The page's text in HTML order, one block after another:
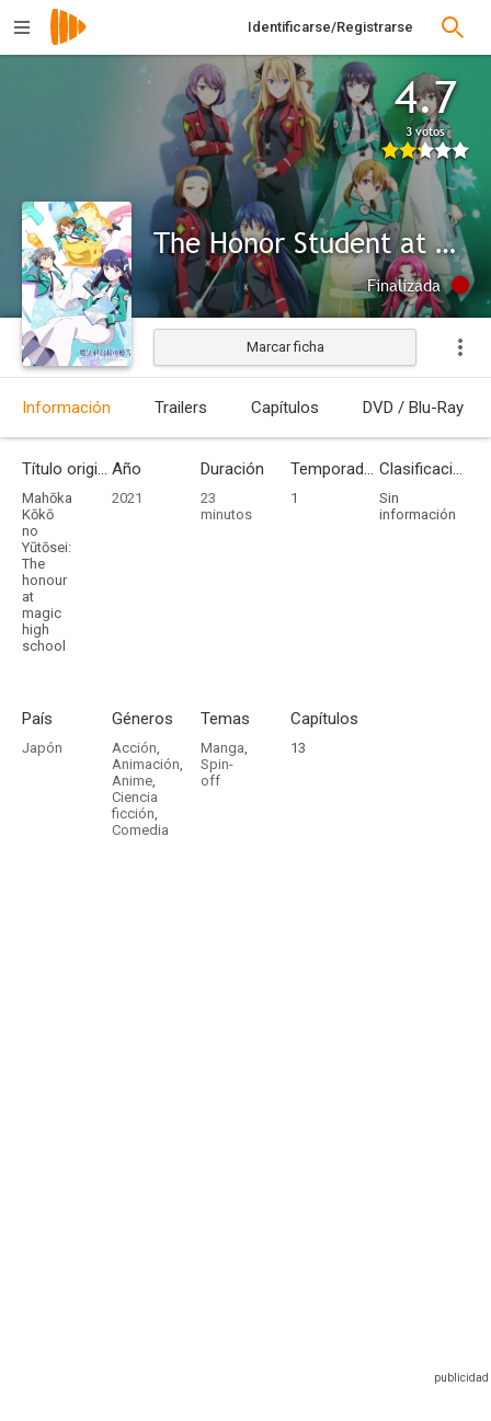
Identificarse/Registrarse
4.7
3 votos
The Honor Student at Magic High School
Finalizada
Marcar ficha
Información Trailers Capítulos DVD / Blu-Ray
Título original
Mahōka
Kōkō
no
Yūtōsei:
The
honour
at
magic
high
school
Año
2021
Duración
23
minutos
Temporadas
1
Clasificación por edades
Sin
información
País
Japón
Géneros
Acción,
Animación,
Anime,
Ciencia
ficción,
Comedia
Temas
Manga,
Spin-
off
Capítulos
13